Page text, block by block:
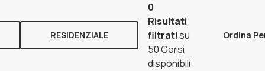
RESIDENZIALE
0
Risultati
filtratisu
50 Corsi
disponibili
Ordina